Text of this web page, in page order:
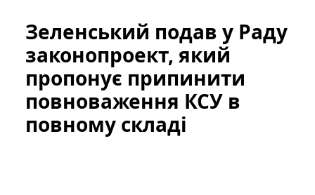
Зеленський подав у Раду
законопроект, який
пропонує припинити
повноваження КСУ в
повному складі